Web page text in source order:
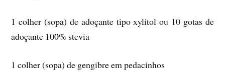
1 colher (sopa) de adoçante tipo xylitol ou 10 gotas de
adoçante 100% stevia
1 colher (sopa) de gengibre em pedacinhos